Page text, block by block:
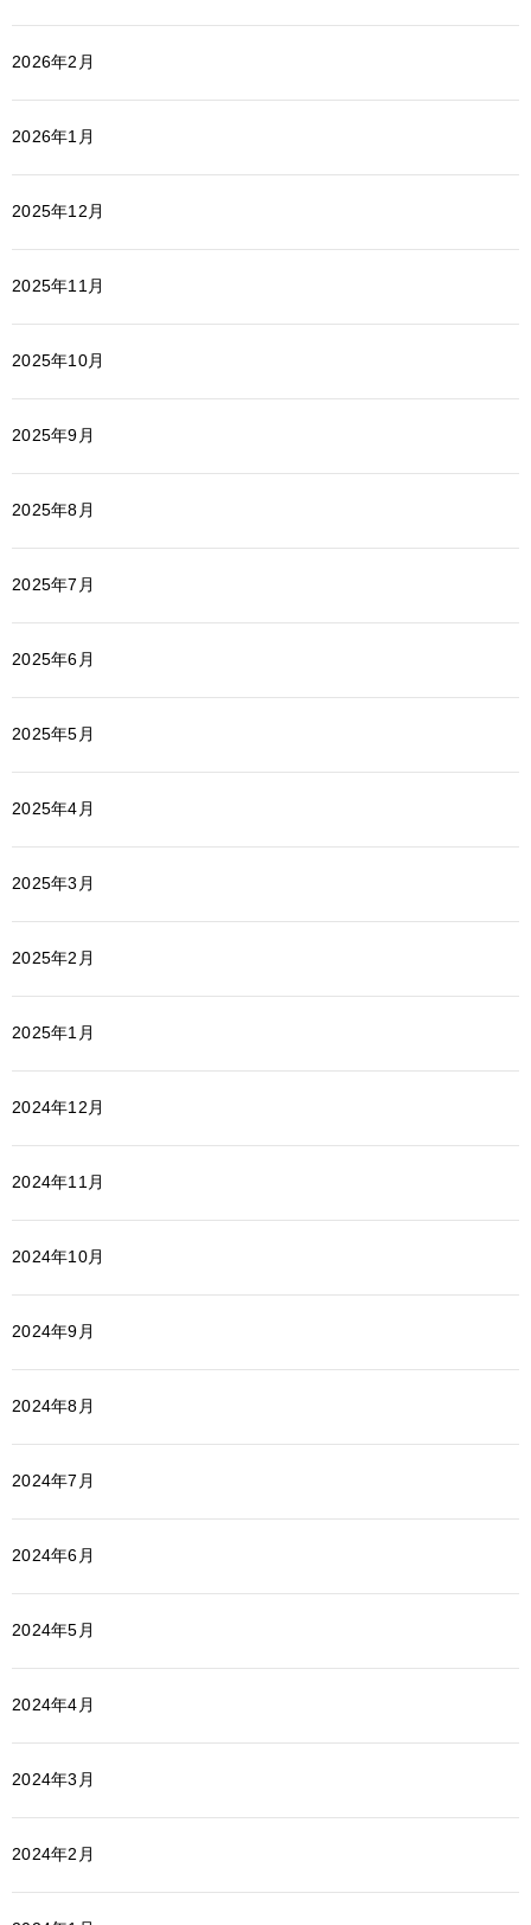
2026年2月
2026年1月
2025年12月
2025年11月
2025年10月
2025年9月
2025年8月
2025年7月
2025年6月
2025年5月
2025年4月
2025年3月
2025年2月
2025年1月
2024年12月
2024年11月
2024年10月
2024年9月
2024年8月
2024年7月
2024年6月
2024年5月
2024年4月
2024年3月
2024年2月